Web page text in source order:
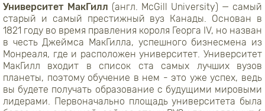
Университет МакГилл (англ. McGill University) — самый
старый и самый престижный вуз Канады. Основан в
1821 году во время правления короля Георга IV, но назван
в честь Джеймса МакГилла, успешного бизнесмена из
Монреаля, где и расположен университет. Университет
МакГилл входит в список ста самых лучших вузов
планеты, поэтому обучение в нем - это уже успех, ведь
вы будете получать образование с будущими мировыми
лидерами. Первоначально площадь университета была